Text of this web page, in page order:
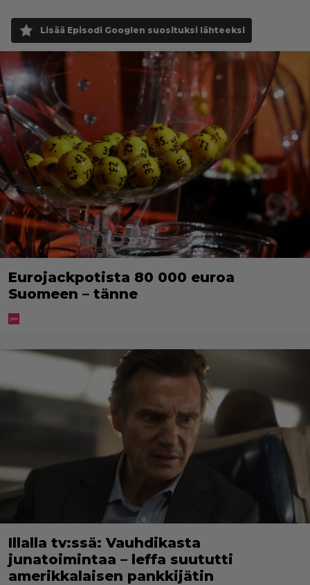
Lisää Episodi Googlen suosituksi lähteeksi
Eurojackpotista 80 000 euroa
Suomeen – tänne
Illalla tv:ssä: Vauhdikasta
junatoimintaa – leffa suututti
amerikkalaisen pankkijätin